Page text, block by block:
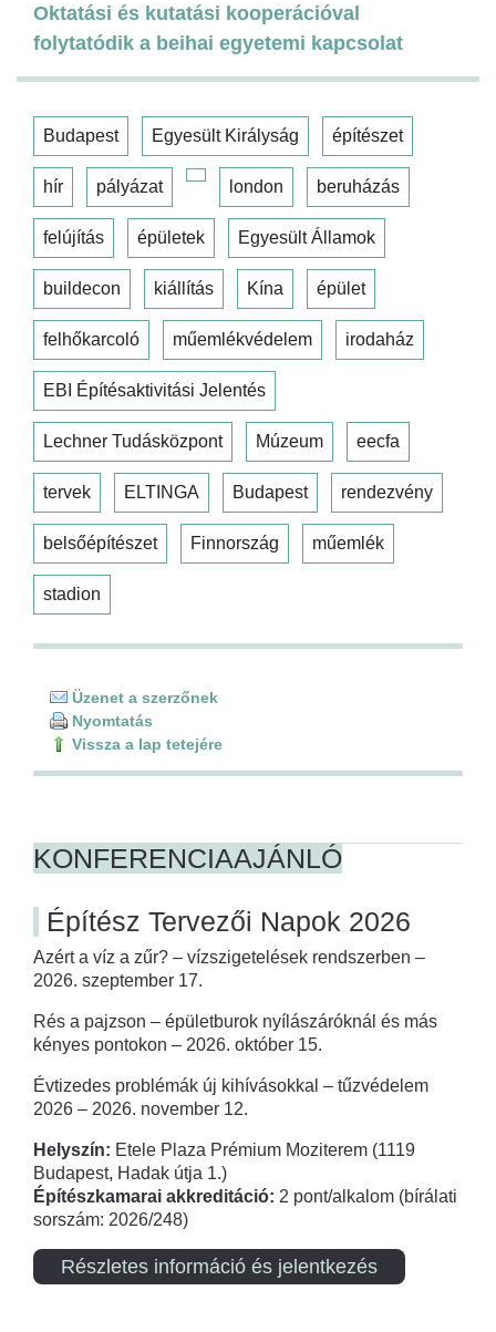
Oktatási és kutatási kooperációval
folytatódik a beihai egyetemi kapcsolat
Budapest Egyesült Királyság építészet
hír pályázat london beruházás
felújítás épületek Egyesült Államok
buildecon kiállítás Kína épület
felhőkarcoló műemlékvédelem irodaház
EBI Építésaktivitási Jelentés
Lechner Tudásközpont Múzeum eecfa
tervek ELTINGA Budapest rendezvény
belsőépítészet Finnország műemlék
stadion
Üzenet a szerzőnek
Nyomtatás
Vissza a lap tetejére
KONFERENCIAAJÁNLÓ
Építész Tervezői Napok 2026
Azért a víz a zűr? – vízszigetelések rendszerben –
2026. szeptember 17.
Rés a pajzson – épületburok nyílászáróknál és más
kényes pontokon – 2026. október 15.
Évtizedes problémák új kihívásokkal – tűzvédelem
2026 – 2026. november 12.
Helyszín: Etele Plaza Prémium Moziterem (1119
Budapest, Hadak útja 1.)
Építészkamarai akkreditáció: 2 pont/alkalom (bírálati
sorszám: 2026/248)
Részletes információ és jelentkezés